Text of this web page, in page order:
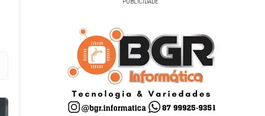
PUBLICIDADE